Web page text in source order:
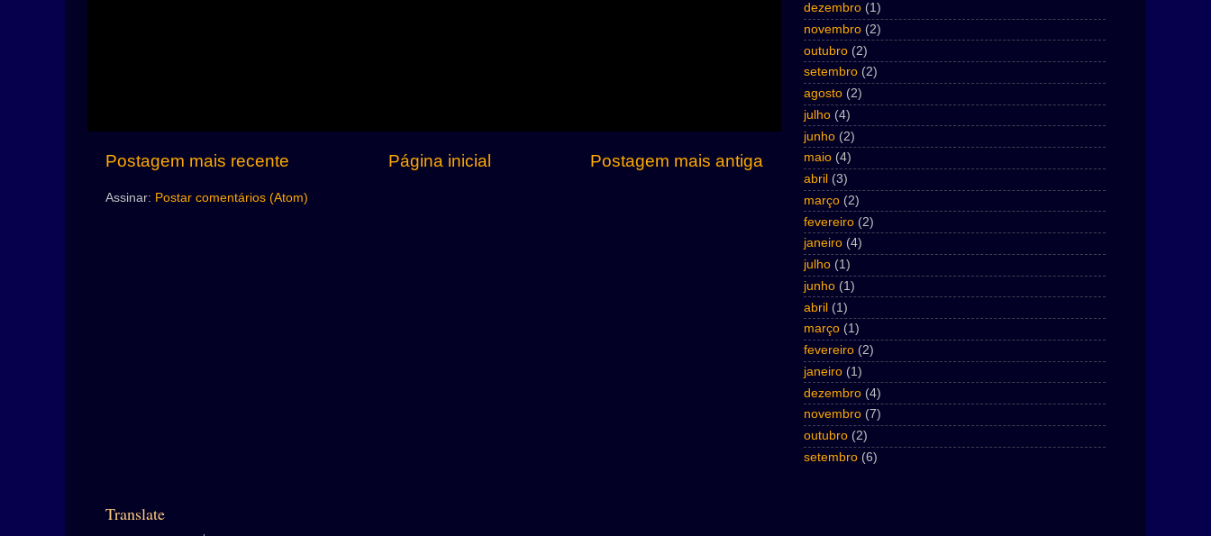
Postagem mais recente Postagem mais antiga
Página inicial
Assinar: Postar comentários (Atom)
dezembro (1)
novembro (2)
outubro (2)
setembro (2)
agosto (2)
julho (4)
junho (2)
maio (4)
abril (3)
março (2)
fevereiro (2)
janeiro (4)
julho (1)
junho (1)
abril (1)
março (1)
fevereiro (2)
janeiro (1)
dezembro (4)
novembro (7)
outubro (2)
setembro (6)
Translate